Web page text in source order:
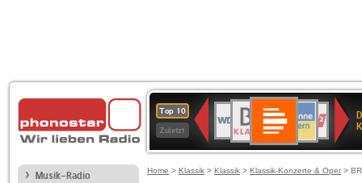
Top 10
Zuletzt
Deutschlandfunk
80er
90er
OLDIE
ANTENNE
SWR3
4
BR-
KLASSIK
Deutschlandfunk
Kultur
ANTENNE
BAYERN
SWR
Kultur
NDR
2
Musik-Radio Home > Klassik > Klassik > Klassik-Konzerte & Oper >